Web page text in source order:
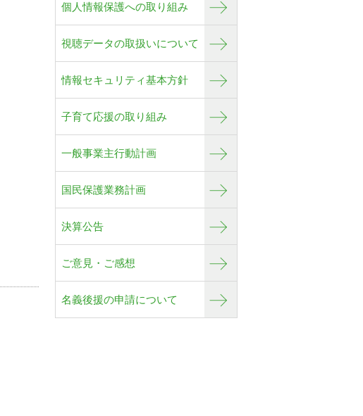
個人情報保護への取り組み
視聴データの取扱いについて
情報セキュリティ基本方針
子育て応援の取り組み
一般事業主行動計画
国民保護業務計画
決算公告
ご意見・ご感想
名義後援の申請について